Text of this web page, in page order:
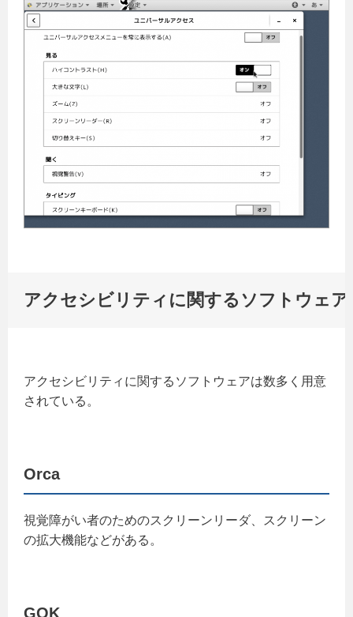
アクセシビリティに関するソフトウェア
アクセシビリティに関するソフトウェアは数多く用意
されている。
Orca
視覚障がい者のためのスクリーンリーダ、スクリーン
の拡大機能などがある。
GOK